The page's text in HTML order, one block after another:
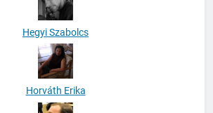
Hegyi Szabolcs
Horváth Erika